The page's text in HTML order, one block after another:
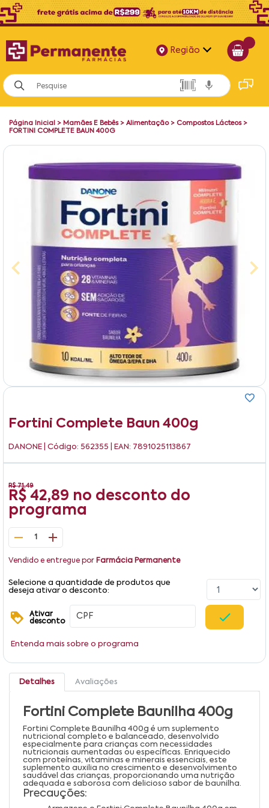
Região
Alagoas
Bahia
Página Inicial > Mamães E Bebês> Alimentação> Compostos Lácteos>
FORTINI COMPLETE BAUN 400G
Fortini Complete Baun 400g
DANONE | Código: 562355 | EAN: 7891025113867
R$ 71,49
R$ 42,89 no desconto do
programa
1
Vendido e entregue por Farmácia Permanente
Selecione a quantidade de produtos que
deseja ativar o desconto:
Ativar
desconto
Entenda mais sobre o programa
Detalhes Avaliações
Fortini Complete Baunilha 400g
Fortini Complete Baunilha 400g é um suplemento
nutricional completo e balanceado, desenvolvido
especialmente para crianças com necessidades
nutricionais aumentadas ou específicas. Enriquecido
com proteínas, vitaminas e minerais essenciais, este
suplemento auxilia no crescimento e desenvolvimento
saudável das crianças, proporcionando uma nutrição
adequada e saborosa com delicioso sabor de baunilha.
Precauções: